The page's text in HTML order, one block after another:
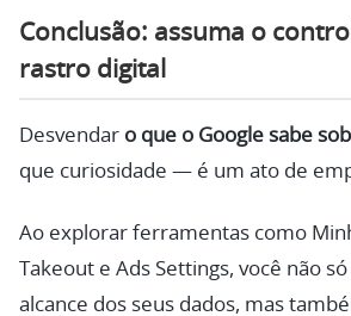
Conclusão: assuma o
rastro digital
Desvendar o que o Google sabe
que curiosidade — é um ato de
Ao explorar ferramentas como
Takeout e Ads Settings, você não
alcance dos seus dados, mas